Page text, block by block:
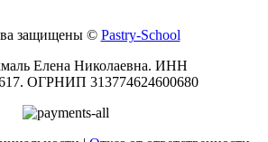
защищены © Pаstry-School
Елена Николаевна. ИНН
ОГРНИП 313774624600680